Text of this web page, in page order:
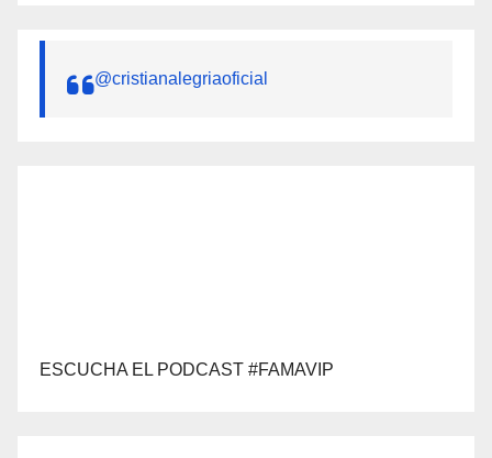
@cristianalegriaoficial
ESCUCHA EL PODCAST #FAMAVIP